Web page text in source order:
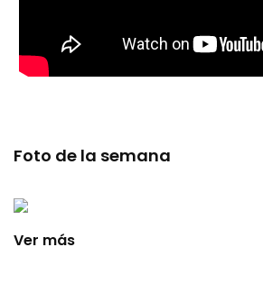
Foto de la semana
Ver más